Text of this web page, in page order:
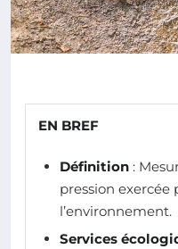
EN BREF
Définition :
pression exercée
l’environnement.
Services